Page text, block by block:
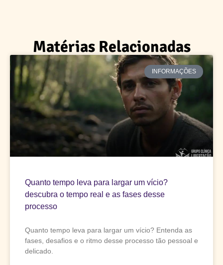
Matérias Relacionadas
INFORMAÇÕES
Quanto tempo leva para largar um vício?
descubra o tempo real e as fases desse
processo
Quanto tempo leva para largar um vício? Entenda as
fases, desafios e o ritmo desse processo tão pessoal e
delicado.